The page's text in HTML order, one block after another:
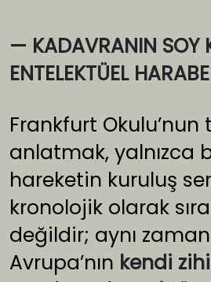
— KADAVRANIN SOY
ENTELEKTÜEL
Frankfurt Okulu’nun
anlatmak, yalnızca
hareketin kuruluş
kronolojik olarak
değildir; aynı
Avrupa’nın kendi